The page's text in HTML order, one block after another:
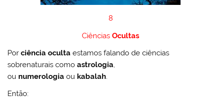
8
Ciências Ocultas
Porciência oculta estamos falando de ciências
sobrenaturais comoastrologia,
ou numerologia ou kabalah.
Então: